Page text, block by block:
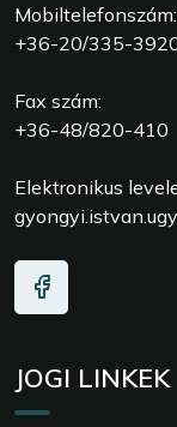
Mobiltelefonszám:
+36-20/335-
Fax szám:
+36-48/820-410
Elektronikus
JOGI LINKEK